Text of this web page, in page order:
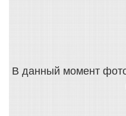
В данный момент